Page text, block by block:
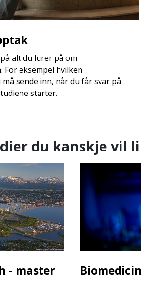
alt du lurer på om
For eksempel hvilken
sende inn, når du får svar på
starter.
du kanskje vil
- master